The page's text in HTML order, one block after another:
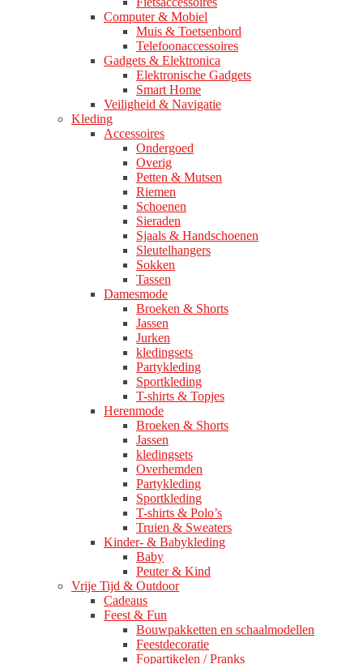
Computer & Mobiel
Muis & Toetsenbord
Telefoonaccessoires
Gadgets & Elektronica
Elektronische Gadgets
Smart Home
Veiligheid & Navigatie
Kleding
Accessoires
Ondergoed
Overig
Petten & Mutsen
Riemen
Schoenen
Sieraden
Sjaals & Handschoenen
Sleutelhangers
Sokken
Tassen
Damesmode
Broeken & Shorts
Jassen
Jurken
kledingsets
Partykleding
Sportkleding
T-shirts & Topjes
Herenmode
Broeken & Shorts
Jassen
kledingsets
Overhemden
Partykleding
Sportkleding
T-shirts & Polo’s
Truien & Sweaters
Kinder- & Babykleding
Baby
Peuter & Kind
Vrije Tijd & Outdoor
Cadeaus
Feest & Fun
Bouwpakketten en schaalmodellen
Feestdecoratie
Fopartikelen / Pranks